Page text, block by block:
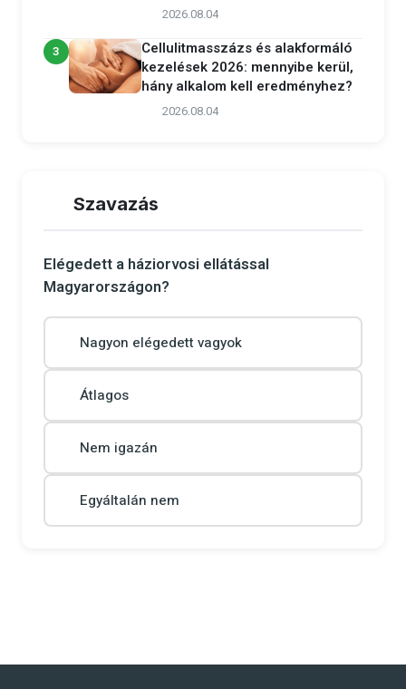
2026.08.04
3
Cellulitmasszázs és alakformáló
kezelések 2026: mennyibe kerül,
hány alkalom kell eredményhez?
2026.08.04
Szavazás
Elégedett a háziorvosi ellátással
Magyarországon?
Nagyon elégedett vagyok
Átlagos
Nem igazán
Egyáltalán nem